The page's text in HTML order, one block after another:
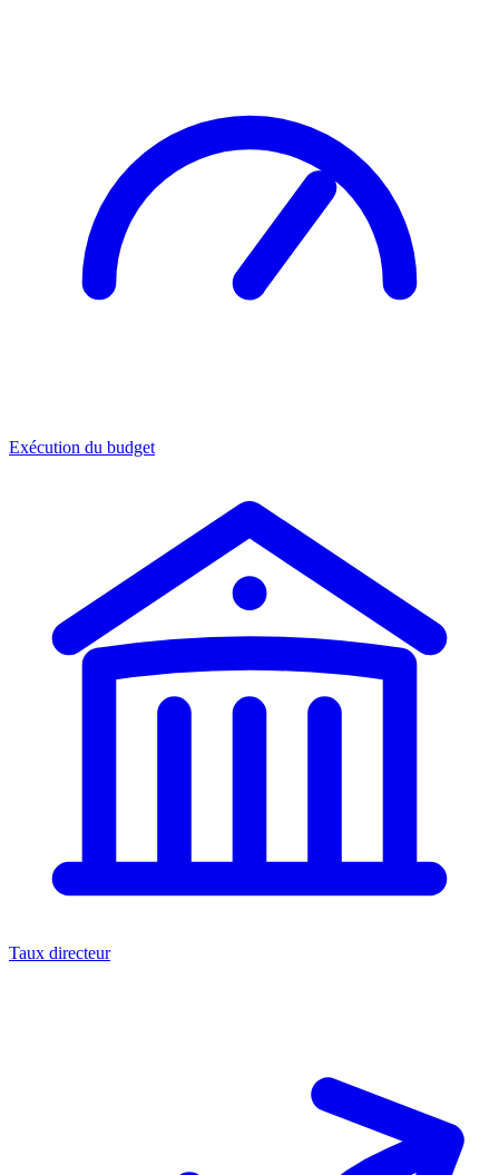
Exécution du budget
Taux directeur